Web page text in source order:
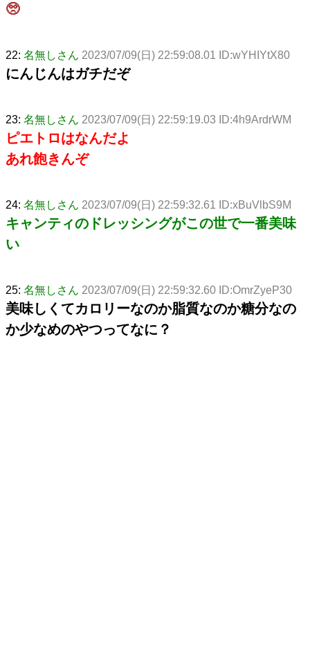
🥺
22: 名無しさん 2023/07/09(日) 22:59:08.01 ID:wYHIYtX80
にんじんはガチだぞ
23: 名無しさん 2023/07/09(日) 22:59:19.03 ID:4h9ArdrWM
ピエトロはなんだよ
あれ飽きんぞ
24: 名無しさん 2023/07/09(日) 22:59:32.61 ID:xBuVlbS9M
キャンティのドレッシングがこの世で一番美味
い
25: 名無しさん 2023/07/09(日) 22:59:32.60 ID:OmrZyeP30
美味しくてカロリーなのか脂質なのか糖分なの
か少なめのやつってなに？